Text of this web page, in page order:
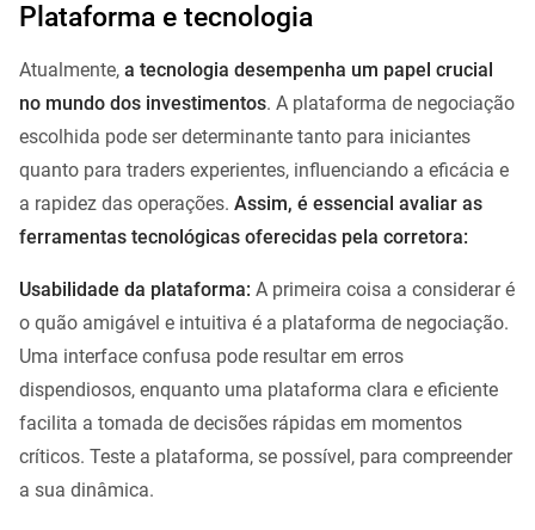
Plataforma e tecnologia
Atualmente, a tecnologia desempenha um papel crucial
no mundo dos investimentos. A plataforma de negociação
escolhida pode ser determinante tanto para iniciantes
quanto para traders experientes, influenciando a eficácia e
a rapidez das operações. Assim, é essencial avaliar as
ferramentas tecnológicas oferecidas pela corretora:
Usabilidade da plataforma: A primeira coisa a considerar é
o quão amigável e intuitiva é a plataforma de negociação.
Uma interface confusa pode resultar em erros
dispendiosos, enquanto uma plataforma clara e eficiente
facilita a tomada de decisões rápidas em momentos
críticos. Teste a plataforma, se possível, para compreender
a sua dinâmica.